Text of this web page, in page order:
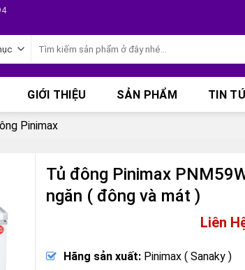
kiếm:
GIỚI THIỆU SẢN PHẨM TIN
Pinimax
Tủ đông Pinimax
ngăn ( đông và mát )
Liên
Hãng sản xuất: Pinimax ( Sanaky )